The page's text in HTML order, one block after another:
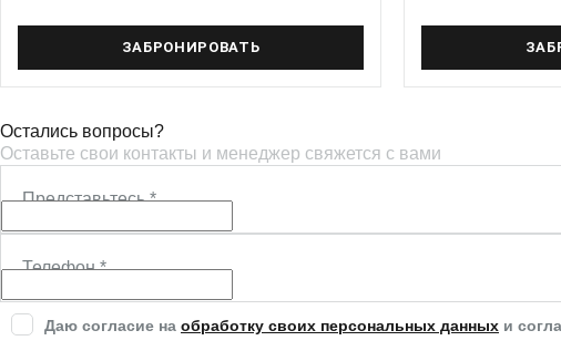
ЗАБРОНИРОВАТЬ
Остались вопросы?
Оставьте свои контакты и менеджер свяжется с вами
Представьтесь*
Телефон*
Даю согласие на обработку своих персональных данных и